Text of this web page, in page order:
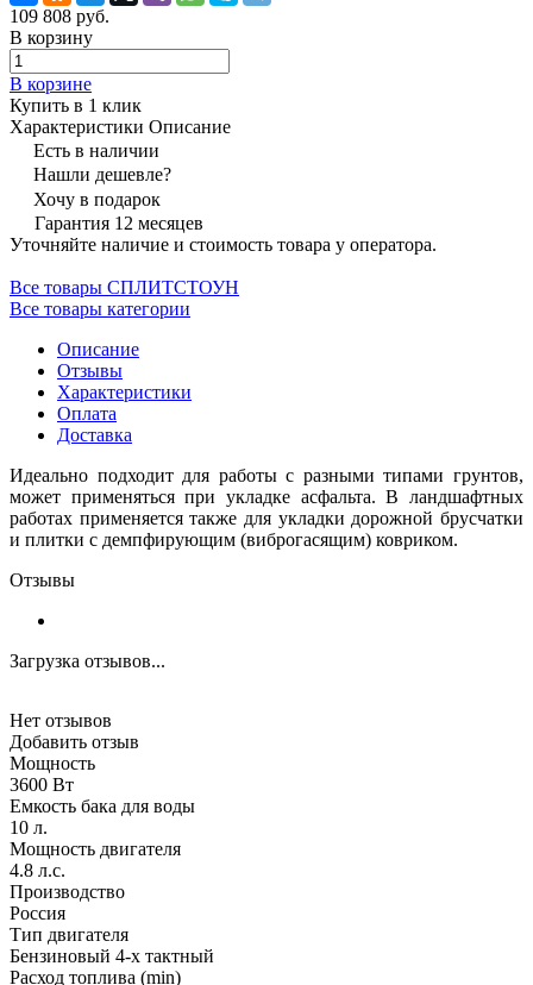
109 808 руб.
В корзину
В корзине
Купить в 1 клик
Характеристики Описание
Есть в наличии
Нашли дешевле?
Хочу в подарок
Гарантия 12 месяцев
Уточняйте наличие и стоимость товара у оператора.
Все товары СПЛИТСТОУН
Все товары категории
Описание
Отзывы
Характеристики
Оплата
Доставка
Идеально подходит для работы с разными типами грунтов,
может применяться при укладке асфальта. В ландшафтных
работах применяется также для укладки дорожной брусчатки
и плитки с демпфирующим (виброгасящим) ковриком.
Отзывы
Загрузка отзывов...
Нет отзывов
Добавить отзыв
Мощность
3600 Вт
Емкость бака для воды
10 л.
Мощность двигателя
4.8 л.с.
Производство
Россия
Тип двигателя
Бензиновый 4-х тактный
Расход топлива (min)